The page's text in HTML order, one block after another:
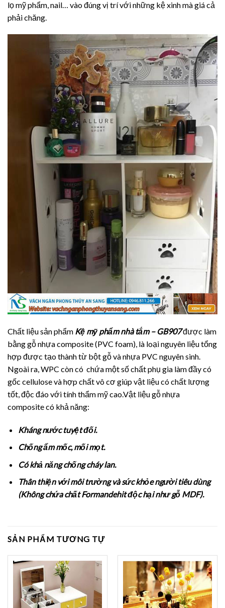
lọ mỹ phẩm, nail… vào đúng vị trí với những kệ xinh mà giá cả
phải chăng.
Chất liệu sản phẩm Kệ mỹ phẩm nhà tắm – GB907được làm
bằng gỗ nhựa composite (PVC foam), là loại nguyên liệu tổng
hợp được tạo thành từ bột gỗ và nhựa PVC nguyên sinh.
Ngoài ra, WPC còn có chứa một số chất phụ gia làm đầy có
gốc cellulose và hợp chất vô cơ giúp vật liệu có chất lượng
tốt, độc đáo với tính thẩm mỹ cao.Vật liệu gỗ nhựa
composite có khả năng:
Kháng nước tuyệt đối.
Chống ẩm mốc, mối mọt.
Có khả năng chống cháy lan.
Thân thiện với môi trường và sức khỏe người tiêu dùng
(Không chứa chất Formandehit độc hại như gỗ MDF).
SẢN PHẨM TƯƠNG TỰ